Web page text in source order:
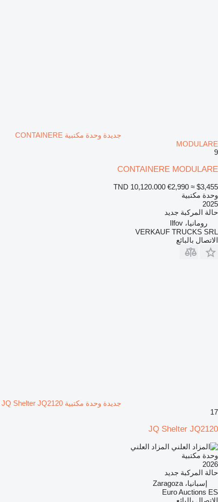
جديدة وحدة مكتبية CONTAINERE
MODULARE
9
CONTAINERE MODULARE
TND 10,120.000 €2,990 ≈ $3,455
وحدة مكتبية
2025
حالة المركبة جديد
رومانيا، Ilfov
VERKAUF TRUCKS SRL
الاتصال بالبائع
جديدة وحدة مكتبية JQ Shelter JQ2120
17
JQ Shelter JQ2120
المزاد العلني
وحدة مكتبية
2026
حالة المركبة جديد
إسبانيا، Zaragoza
Euro Auctions ES
الاتصال بالبائع